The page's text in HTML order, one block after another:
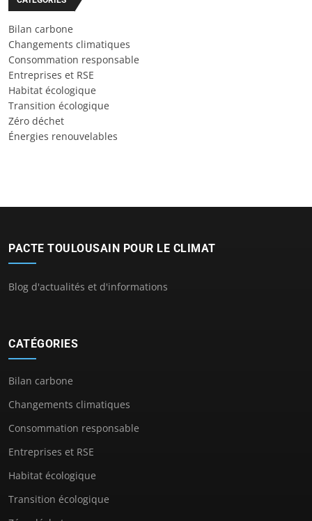
Bilan carbone
Changements climatiques
Consommation responsable
Entreprises et RSE
Habitat écologique
Transition écologique
Zéro déchet
Énergies renouvelables
PACTE TOULOUSAIN POUR LE CLIMAT
Blog d'actualités et d'informations
CATÉGORIES
Bilan carbone
Changements climatiques
Consommation responsable
Entreprises et RSE
Habitat écologique
Transition écologique